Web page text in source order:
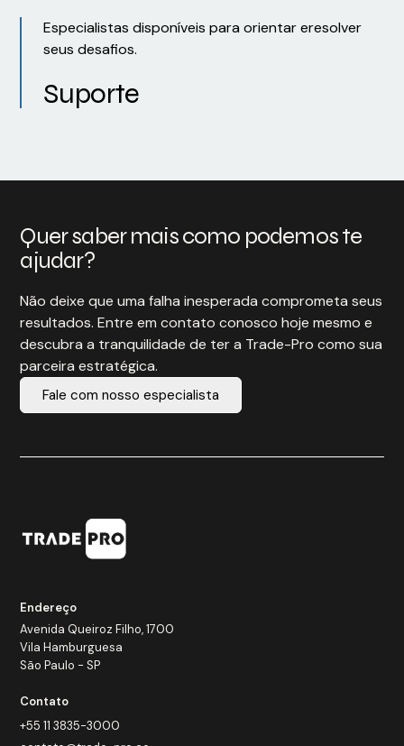
Especialistas disponíveis para orientar eresolver
seus desafios.
Suporte
Quer saber mais como podemos te
ajudar?
Não deixe que uma falha inesperada comprometa seus
resultados. Entre em contato conosco hoje mesmo e
descubra a tranquilidade de ter a Trade-Pro como sua
parceira estratégica.
Fale com nosso especialista
Endereço
Avenida Queiroz Filho, 1700
Vila Hamburguesa
São Paulo - SP
Contato
+55 11 3835-3000